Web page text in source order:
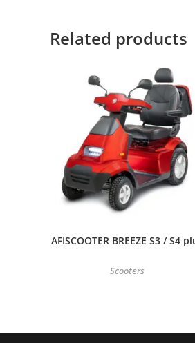
Related products
AFISCOOTER BREEZE S3 / S4
Scooters